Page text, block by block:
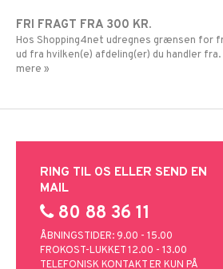
FRI FRAGT FRA 300 KR.
Hos Shopping4net udregnes grænsen for
ud fra hvilken(e) afdeling(er) du handler
mere »
RING TIL OS ELLER SEND EN
MAIL
80 88 36 11
ÅBNINGSTIDER: 9.00 - 15.00
FROKOST-LUKKET 12.00 - 13.00
TELEFONISK KONTAKT ER KUN PÅ